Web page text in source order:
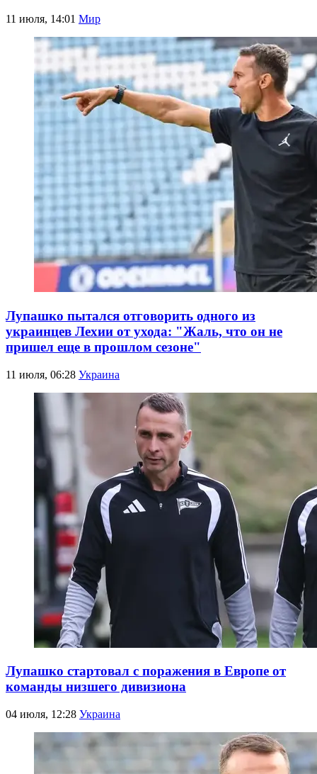
11 июля, 14:01 Мир
Лупашко пытался отговорить одного из
украинцев Лехии от ухода: "Жаль, что он не
пришел еще в прошлом сезоне"
11 июля, 06:28 Украина
Лупашко стартовал с поражения в Европе от
команды низшего дивизиона
04 июля, 12:28 Украина